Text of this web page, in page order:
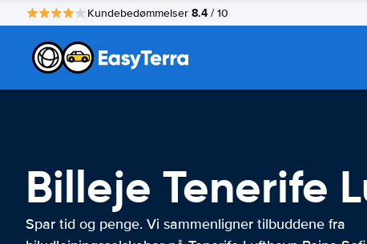
Kundebedømmelser 8.4 / 10
Billeje Tenerife
Spar tid og penge. Vi sammenligner tilbuddene fra